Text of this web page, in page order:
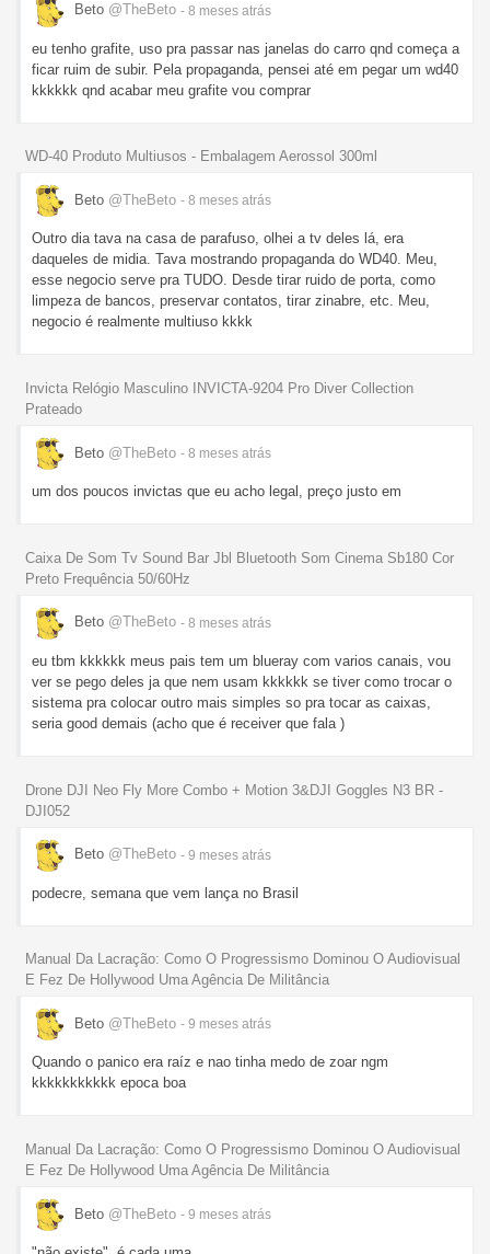
Beto @TheBeto - 8 meses atrás
eu tenho grafite, uso pra passar nas janelas do carro qnd começa a
ficar ruim de subir. Pela propaganda, pensei até em pegar um wd40
kkkkkk qnd acabar meu grafite vou comprar
WD-40 Produto Multiusos - Embalagem Aerossol 300ml
Beto @TheBeto - 8 meses atrás
Outro dia tava na casa de parafuso, olhei a tv deles lá, era
daqueles de midia. Tava mostrando propaganda do WD40. Meu,
esse negocio serve pra TUDO. Desde tirar ruido de porta, como
limpeza de bancos, preservar contatos, tirar zinabre, etc. Meu,
negocio é realmente multiuso kkkk
Invicta Relógio Masculino INVICTA-9204 Pro Diver Collection
Prateado
Beto @TheBeto - 8 meses atrás
um dos poucos invictas que eu acho legal, preço justo em
Caixa De Som Tv Sound Bar Jbl Bluetooth Som Cinema Sb180 Cor
Preto Frequência 50/60Hz
Beto @TheBeto - 8 meses atrás
eu tbm kkkkkk meus pais tem um blueray com varios canais, vou
ver se pego deles ja que nem usam kkkkkk se tiver como trocar o
sistema pra colocar outro mais simples so pra tocar as caixas,
seria good demais (acho que é receiver que fala )
Drone DJI Neo Fly More Combo + Motion 3&DJI Goggles N3 BR -
DJI052
Beto @TheBeto - 9 meses atrás
podecre, semana que vem lança no Brasil
Manual Da Lacração: Como O Progressismo Dominou O Audiovisual
E Fez De Hollywood Uma Agência De Militância
Beto @TheBeto - 9 meses atrás
Quando o panico era raíz e nao tinha medo de zoar ngm
kkkkkkkkkkk epoca boa
Manual Da Lacração: Como O Progressismo Dominou O Audiovisual
E Fez De Hollywood Uma Agência De Militância
Beto @TheBeto - 9 meses atrás